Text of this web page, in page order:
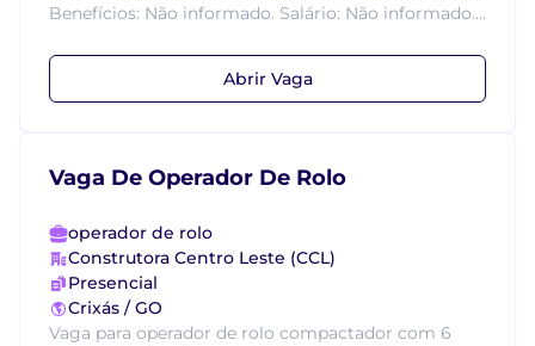
Benefícios: Não informado. Salário: Não informado....
Abrir Vaga
Vaga De Operador De Rolo
operador de rolo
Construtora Centro Leste (CCL)
Presencial
Crixás / GO
Vaga para operador de rolo compactador com 6